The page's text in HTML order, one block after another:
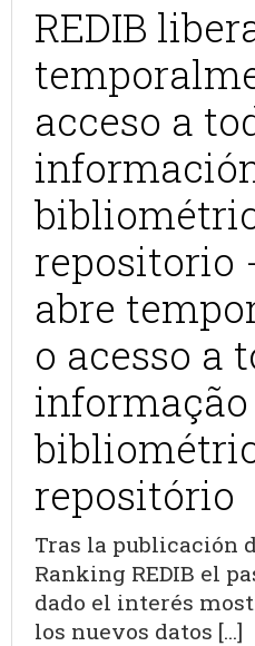
REDIB
acceso a
repositorio
abre
o acesso a
informação
repositório
Tras la publicación
Ranking REDIB el
dado el interés
los nuevos datos [...]